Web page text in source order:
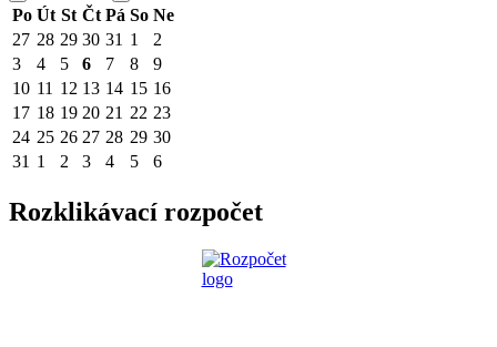
Po Út St Čt Pá So Ne
27 28 29 30 31 1
2
3
4 5 6 7 8
9
10 11 12 13 14 15 16
17 18 19 20 21 22 23
24 25 26 27 28 29 30
31 1 2 3 4 5 6
Rozklikávací rozpočet